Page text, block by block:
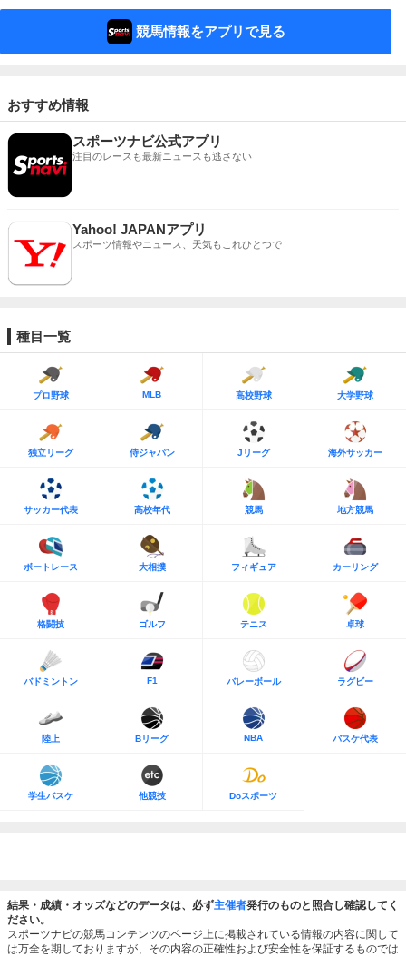
競馬情報をアプリで見る
おすすめ情報
スポーツナビ公式アプリ
注目のレースも最新ニュースも逃さない
Yahoo! JAPANアプリ
スポーツ情報やニュース、天気もこれひとつで
種目一覧
プロ野球 MLB 高校野球 大学野球
独立リーグ 侍ジャパン Jリーグ 海外サッカー
サッカー代表 高校年代 競馬 地方競馬
ボートレース 大相撲 フィギュア カーリング
格闘技 ゴルフ テニス 卓球
バドミントン F1 バレーボール ラグビー
陸上 Bリーグ NBA バスケ代表
学生バスケ 他競技 Doスポーツ
結果・成績・オッズなどのデータは、必ず主催者発行のものと照合し確認してく
ださい。
スポーツナビの競馬コンテンツのページ上に掲載されている情報の内容に関して
は万全を期しておりますが、その内容の正確性および安全性を保証するものでは